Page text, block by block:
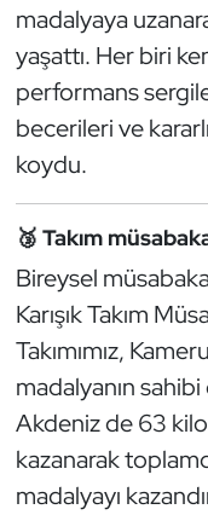
madalyaya
yaşattı. Her biri
performans
becerileri ve
koydu.
🥉 Takım
Bireysel
Karışık Takım
Takımımız,
madalyanın
Akdeniz de 63
kazanarak
madalyayı
Hentbol
İşitme Engelli
Judo ve Kuraş
Kano ve Rafting
Karate
Kayak
Kempo
Kick Boks